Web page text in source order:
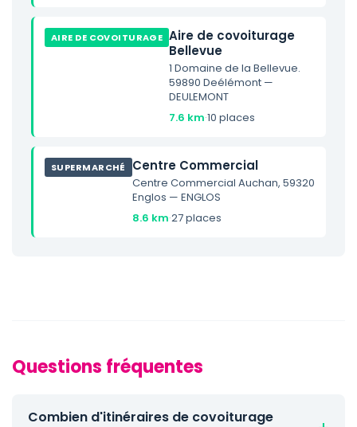
AIRE DE COVOITURAGE Aire de covoiturage
Bellevue
1 Domaine de la Bellevue.
59890 Deélémont —
DEULEMONT
7.6 km·10 places
SUPERMARCHÉ Centre Commercial
Centre Commercial Auchan, 59320
Englos — ENGLOS
8.6 km·27 places
Questions fréquentes
Combien d'itinéraires de covoiturage